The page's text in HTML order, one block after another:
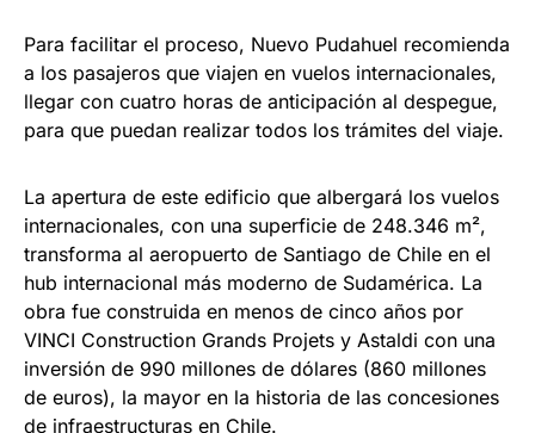
Para facilitar el proceso, Nuevo Pudahuel recomienda
a los pasajeros que viajen en vuelos internacionales,
llegar con cuatro horas de anticipación al despegue,
para que puedan realizar todos los trámites del viaje.
La apertura de este edificio que albergará los vuelos
internacionales, con una superficie de 248.346 m²,
transforma al aeropuerto de Santiago de Chile en el
hub internacional más moderno de Sudamérica. La
obra fue construida en menos de cinco años por
VINCI Construction Grands Projets y Astaldi con una
inversión de 990 millones de dólares (860 millones
de euros), la mayor en la historia de las concesiones
de infraestructuras en Chile.